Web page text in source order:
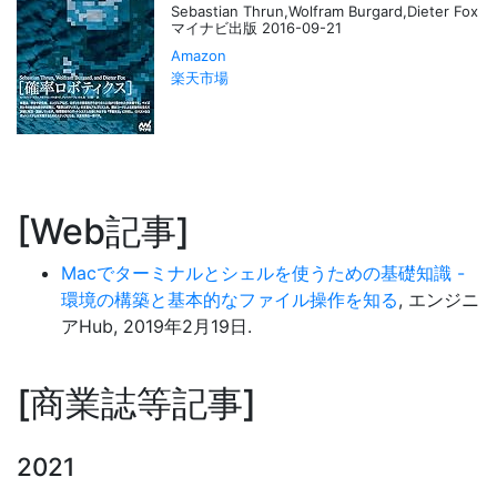
Sebastian Thrun,Wolfram Burgard,Dieter Fox
マイナビ出版 2016-09-21
Amazon
楽天市場
Web記事
Macでターミナルとシェルを使うための基礎知識 -
環境の構築と基本的なファイル操作を知る, エンジニ
アHub, 2019年2月19日.
商業誌等記事
2021